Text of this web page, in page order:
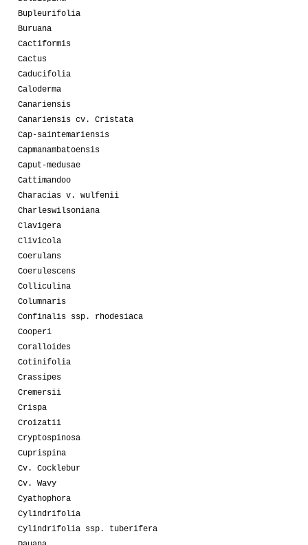
Bupleurifolia
Buruana
Cactiformis
Cactus
Caducifolia
Caloderma
Canariensis
Canariensis cv. Cristata
Cap-saintemariensis
Capmanambatoensis
Caput-medusae
Cattimandoo
Characias v. wulfenii
Charleswilsoniana
Clavigera
Clivicola
Coerulans
Coerulescens
Colliculina
Columnaris
Confinalis ssp. rhodesiaca
Cooperi
Coralloides
Cotinifolia
Crassipes
Cremersii
Crispa
Croizatii
Cryptospinosa
Cuprispina
Cv. Cocklebur
Cv. Wavy
Cyathophora
Cylindrifolia
Cylindrifolia ssp. tuberifera